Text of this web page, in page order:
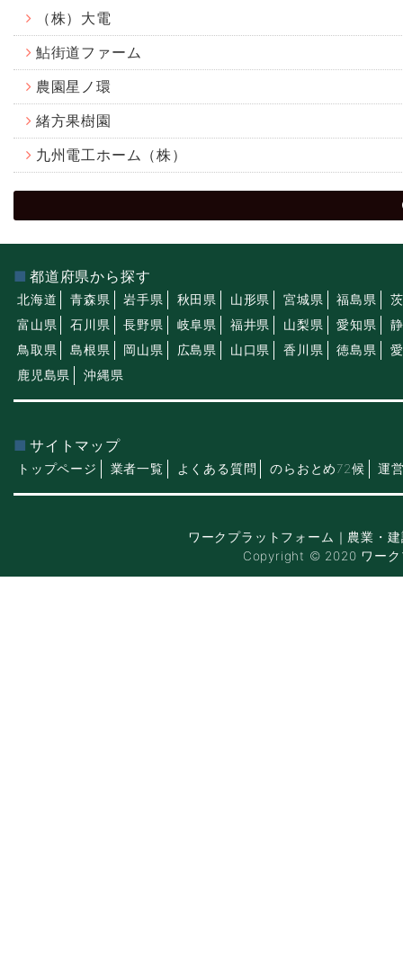
（株）大電
鮎街道ファーム
農園星ノ環
緒方果樹園
九州電工ホーム（株）
都道府県から探す
北海道 青森県 岩手県 秋田県 山形県 宮城県 福島県
富山県
石川県 長野県 岐阜県 福井県 山梨県 愛知県
鳥取県
島根県 岡山県 広島県 山口県 香川県 徳島県
鹿児島県
沖縄県
サイトマップ
トップページ 業者一覧 よくある質問 のらおとめ72候 運
ワークプラットフォーム｜農業・
Copyright © 2020 ワーク